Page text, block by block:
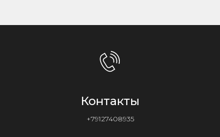
Контакты
+79127408935